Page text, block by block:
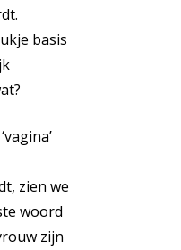
basis
zien we
woord
zijn